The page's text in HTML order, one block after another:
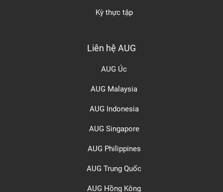
Kỳ thực tập
Liên hệ AUG
AUG Úc
AUG Malaysia
AUG Indonesia
AUG Singapore
AUG Philippines
AUG Trung Quốc
AUG Hồng Kông